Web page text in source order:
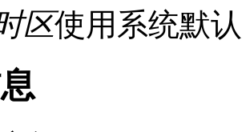
区使用系统默认